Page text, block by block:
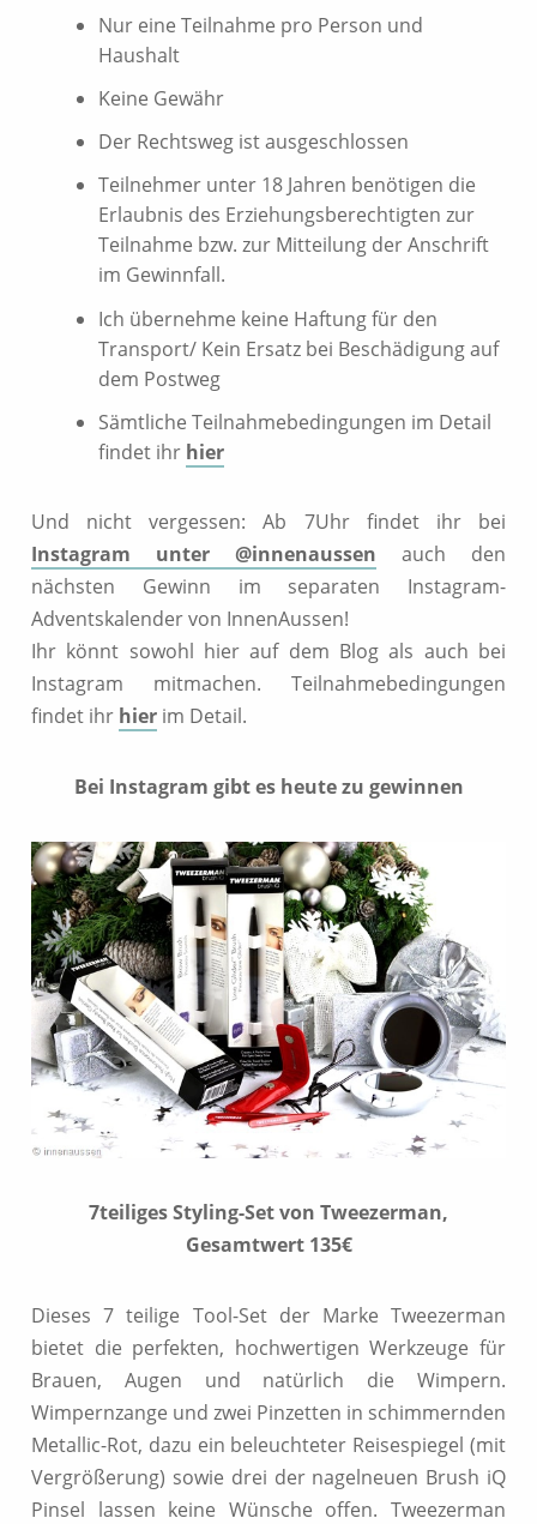
Nur eine Teilnahme pro Person und
Haushalt
Keine Gewähr
Der Rechtsweg ist ausgeschlossen
Teilnehmer unter 18 Jahren benötigen die
Erlaubnis des Erziehungsberechtigten zur
Teilnahme bzw. zur Mitteilung der Anschrift
im Gewinnfall.
Ich übernehme keine Haftung für den
Transport/ Kein Ersatz bei Beschädigung auf
dem Postweg
Sämtliche Teilnahmebedingungen im Detail
findet ihr hier
Und nicht vergessen: Ab 7Uhr findet ihr bei
Instagram unter @innenaussen auch den
nächsten Gewinn im separaten Instagram-
Adventskalender von InnenAussen!
Ihr könnt sowohl hier auf dem Blog als auch bei
Instagram mitmachen. Teilnahmebedingungen
findet ihr hier im Detail.
Bei Instagram gibt es heute zu gewinnen
7teiliges Styling-Set von Tweezerman,
Gesamtwert 135€
Dieses 7 teilige Tool-Set der Marke Tweezerman
bietet die perfekten, hochwertigen Werkzeuge für
Brauen, Augen und natürlich die Wimpern.
Wimpernzange und zwei Pinzetten in schimmernden
Metallic-Rot, dazu ein beleuchteter Reisespiegel (mit
Vergrößerung) sowie drei der nagelneuen Brush iQ
Pinsel lassen keine Wünsche offen. Tweezerman